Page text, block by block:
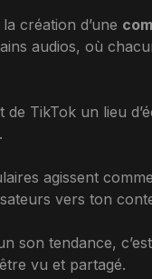
création d’une
audios, où
de TikTok un lieu
agissent
vers ton
son tendance,
vu et partagé.